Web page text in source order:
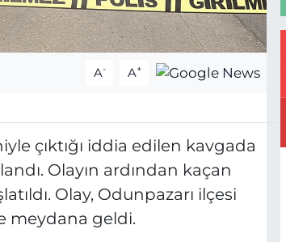
A- A+
çıktığı iddia edilen kavgada
Olayın ardından kaçan
Olay, Odunpazarı ilçesi
meydana geldi.